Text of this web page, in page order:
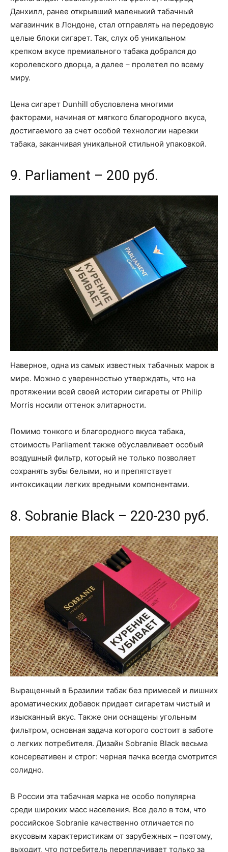
Данхилл, ранее открывший маленький табачный
магазинчик в Лондоне, стал отправлять на передовую
целые блоки сигарет. Так, слух об уникальном
крепком вкусе премиального табака добрался до
королевского дворца, а далее – пролетел по всему
миру.
Цена сигарет Dunhill обусловлена многими
факторами, начиная от мягкого благородного вкуса,
достигаемого за счет особой технологии нарезки
табака, заканчивая уникальной стильной упаковкой.
9. Parliament – 200 руб.
Наверное, одна из самых известных табачных марок в
мире. Можно с уверенностью утверждать, что на
протяжении всей своей истории сигареты от Philip
Morris носили оттенок элитарности.
Помимо тонкого и благородного вкуса табака,
стоимость Parliament также обуславливает особый
воздушный фильтр, который не только позволяет
сохранять зубы белыми, но и препятствует
интоксикации легких вредными компонентами.
8. Sobranie Black – 220-230 руб.
Выращенный в Бразилии табак без примесей и лишних
ароматических добавок придает сигаретам чистый и
изысканный вкус. Также они оснащены угольным
фильтром, основная задача которого состоит в заботе
о легких потребителя. Дизайн Sobranie Black весьма
консервативен и строг: черная пачка всегда смотрится
солидно.
В России эта табачная марка не особо популярна
среди широких масс населения. Все дело в том, что
российское Sobranie качественно отличается по
вкусовым характеристикам от зарубежных – поэтому,
выходит, что потребитель переплачивает только за